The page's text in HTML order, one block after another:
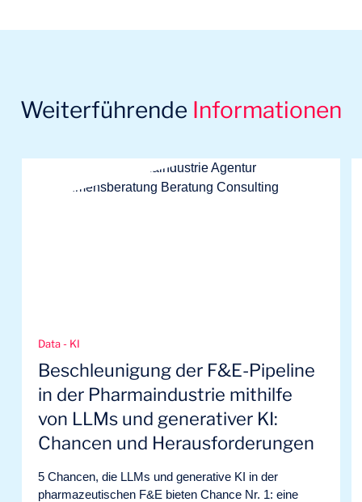
Weiterführende Informationen
Data - KI
Beschleunigung der F&E-Pipeline
in der Pharmaindustrie mithilfe
von LLMs und generativer KI:
Chancen und Herausforderungen
5 Chancen, die LLMs und generative KI in der
pharmazeutischen F&E bieten Chance Nr. 1: eine